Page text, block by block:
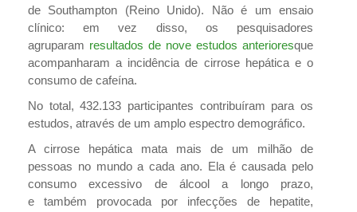
de Southampton (Reino Unido). Não é um ensaio
clínico: em vez disso, os pesquisadores
agruparam resultados de nove estudos anterioresque
acompanharam a incidência de cirrose hepática e o
consumo de cafeína.
No total, 432.133 participantes contribuíram para os
estudos, através de um amplo espectro demográfico.
A cirrose hepática mata mais de um milhão de
pessoas no mundo a cada ano. Ela é causada pelo
consumo excessivo de álcool a longo prazo,
e também provocada por infecções de hepatite,